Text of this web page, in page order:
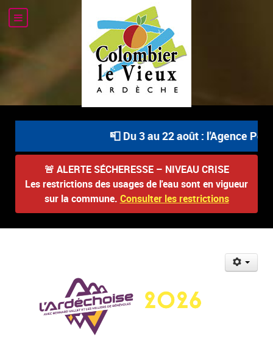
📮 Du 3 au 22 août : l'Agence
🚨 ALERTE SÉCHERESSE – NIVEAU CRISE
Les restrictions des usages de l'eau sont en vigueur
sur la commune. Consulter les restrictions